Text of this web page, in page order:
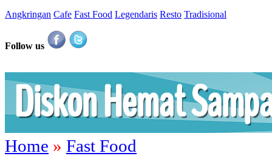
Angkringan Cafe Fast Food Legendaris Resto Tradisional
Follow us
Home » Fast Food